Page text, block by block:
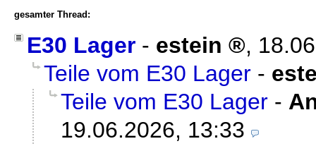
gesamter Thread:
E30 Lager - estein ,
Teile vom E30 Lager -
Teile vom E30 Lager -
19.06.2026, 13:33